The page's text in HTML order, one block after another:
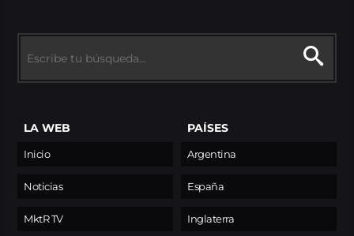
LA WEB
Inicio
Noticias
MktR TV
PAÍSES
Argentina
España
Inglaterra